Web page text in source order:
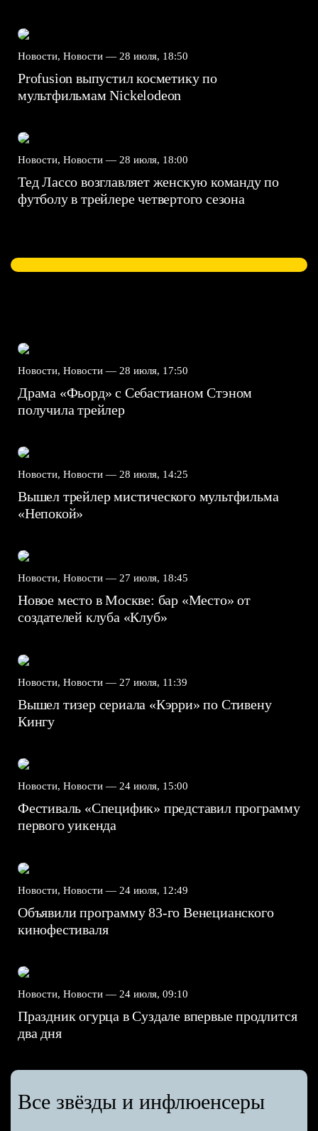
Новости, Новости — 28 июля, 18:50
Profusion выпустил косметику по
мультфильмам Nickelodeon
Новости, Новости — 28 июля, 18:00
Тед Лассо возглавляет женскую команду по
футболу в трейлере четвертого сезона
Новости, Новости — 28 июля, 17:50
Драма «Фьорд» с Себастианом Стэном
получила трейлер
Новости, Новости — 28 июля, 14:25
Вышел трейлер мистического мультфильма
«Непокой»
Новости, Новости — 27 июля, 18:45
Новое место в Москве: бар «Место» от
создателей клуба «Клуб»
Новости, Новости — 27 июля, 11:39
Вышел тизер сериала «Кэрри» по Стивену
Кингу
Новости, Новости — 24 июля, 15:00
Фестиваль «Специфик» представил программу
первого уикенда
Новости, Новости — 24 июля, 12:49
Объявили программу 83-го Венецианского
кинофестиваля
Новости, Новости — 24 июля, 09:10
Праздник огурца в Суздале впервые продлится
два дня
Все звёзды и инфлюенсеры